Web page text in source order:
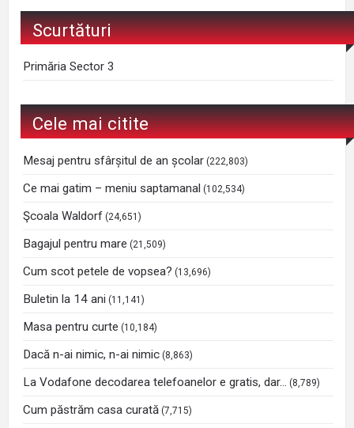
Scurtături
Primăria Sector 3
Cele mai citite
Mesaj pentru sfârșitul de an școlar (222,803)
Ce mai gatim – meniu saptamanal (102,534)
Şcoala Waldorf (24,651)
Bagajul pentru mare (21,509)
Cum scot petele de vopsea? (13,696)
Buletin la 14 ani (11,141)
Masa pentru curte (10,184)
Dacă n-ai nimic, n-ai nimic (8,863)
La Vodafone decodarea telefoanelor e gratis, dar… (8,789)
Cum păstrăm casa curată (7,715)